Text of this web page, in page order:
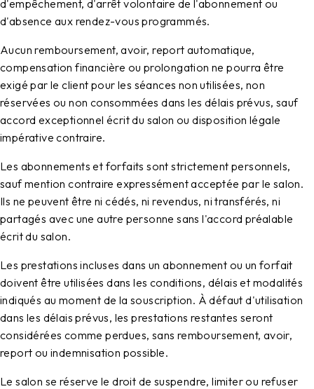
d'empêchement, d'arrêt volontaire de l'abonnement ou
d'absence aux rendez-vous programmés.
Aucun remboursement, avoir, report automatique,
compensation financière ou prolongation ne pourra être
exigé par le client pour les séances non utilisées, non
réservées ou non consommées dans les délais prévus, sauf
accord exceptionnel écrit du salon ou disposition légale
impérative contraire.
Les abonnements et forfaits sont strictement personnels,
sauf mention contraire expressément acceptée par le salon.
Ils ne peuvent être ni cédés, ni revendus, ni transférés, ni
partagés avec une autre personne sans l'accord préalable
écrit du salon.
Les prestations incluses dans un abonnement ou un forfait
doivent être utilisées dans les conditions, délais et modalités
indiqués au moment de la souscription. À défaut d'utilisation
dans les délais prévus, les prestations restantes seront
considérées comme perdues, sans remboursement, avoir,
report ou indemnisation possible.
Le salon se réserve le droit de suspendre, limiter ou refuser